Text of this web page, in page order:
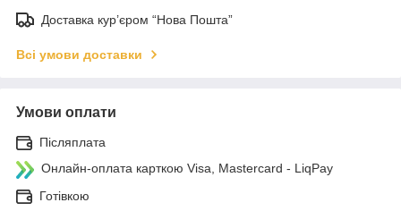
Доставка кур’єром “Нова Пошта”
Всі умови доставки
Умови оплати
Післяплата
Онлайн-оплата карткою Visa, Mastercard - LiqPay
Готівкою